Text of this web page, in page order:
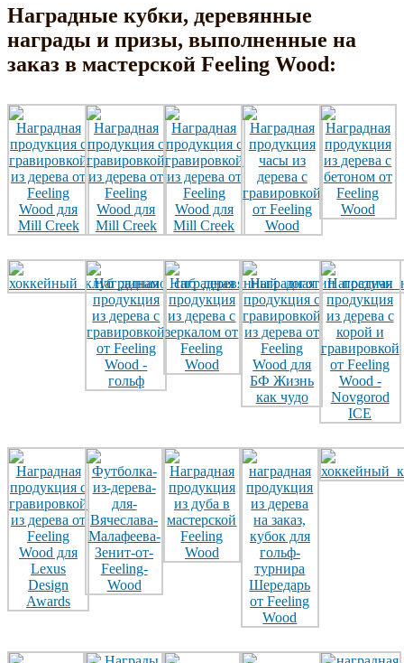
Наградные кубки, деревянные
награды и призы, выполненные на
заказ в мастерской Feeling Wood: